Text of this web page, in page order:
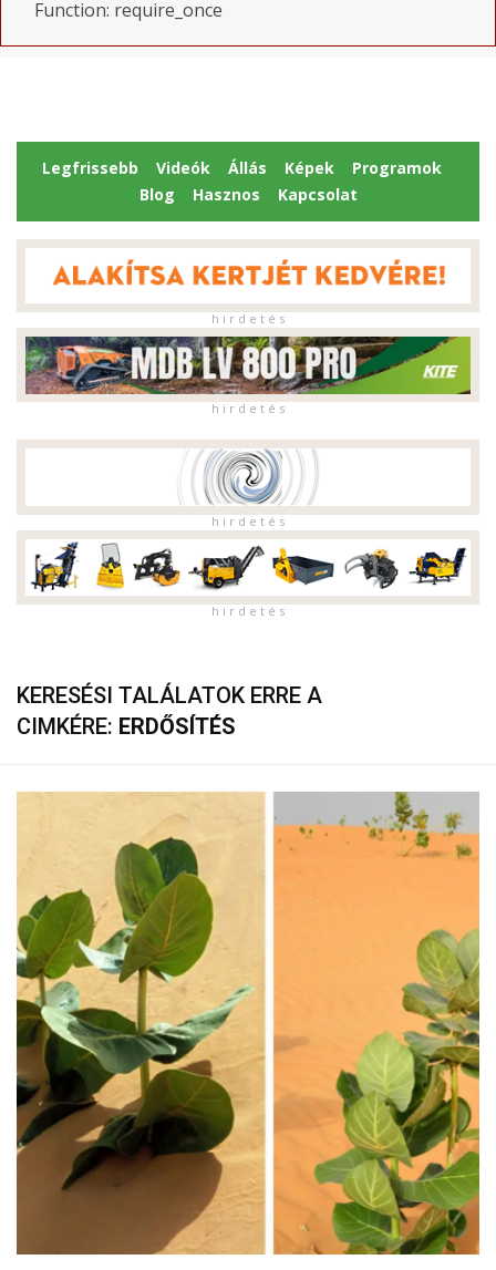
Function: require_once
Legfrissebb Videók Állás Képek
Programok
Blog
Hasznos Kapcsolat
h i r d e t é s
h i r d e t é s
h i r d e t é s
h i r d e t é s
KERESÉSI TALÁLATOK ERRE A
CIMKÉRE: ERDŐSÍTÉS